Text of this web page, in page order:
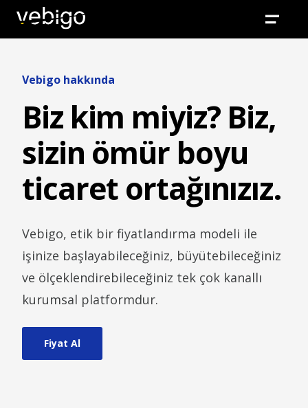
Vebigo hakkında
Biz kim miyiz? Biz,
sizin ömür boyu
ticaret ortağınızız.
Vebigo, etik bir fiyatlandırma modeli ile
işinize başlayabileceğiniz, büyütebileceğiniz
ve ölçeklendirebileceğiniz tek çok kanallı
kurumsal platformdur.
Fiyat Al